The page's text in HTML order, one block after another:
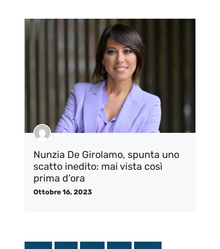
Nunzia De Girolamo, spunta uno
scatto inedito: mai vista così
prima d’ora
Ottobre 16, 2023